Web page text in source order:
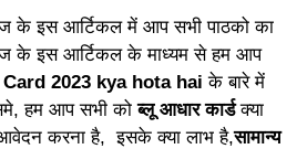
के इस आर्टिकल में आप सभी पाठको का
के इस आर्टिकल के माध्यम से हम आप
2023 kya hota haiके बारे में
हम आप सभी कोब्लू आधार कार्डक्या
करना है, इसके क्या लाभ है,सामान्य